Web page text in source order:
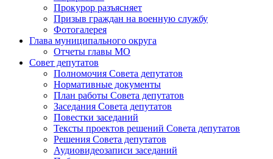
Прокурор разъясняет
Призыв граждан на военную службу
Фотогалерея
Глава муниципального округа
Отчеты главы МО
Совет депутатов
Полномочия Совета депутатов
Нормативные документы
План работы Совета депутатов
Заседания Cовета депутатов
Повестки заседаний
Тексты проектов решений Совета депутатов
Решения Совета депутатов
Аудиовидеозаписи заседаний